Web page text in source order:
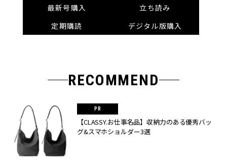
最新号購入
立ち読み
定期購読
デジタル版購入
RECOMMEND
【CLASSY.お仕事名品】収納力のある優秀バッ
グ&スマホショルダー3選